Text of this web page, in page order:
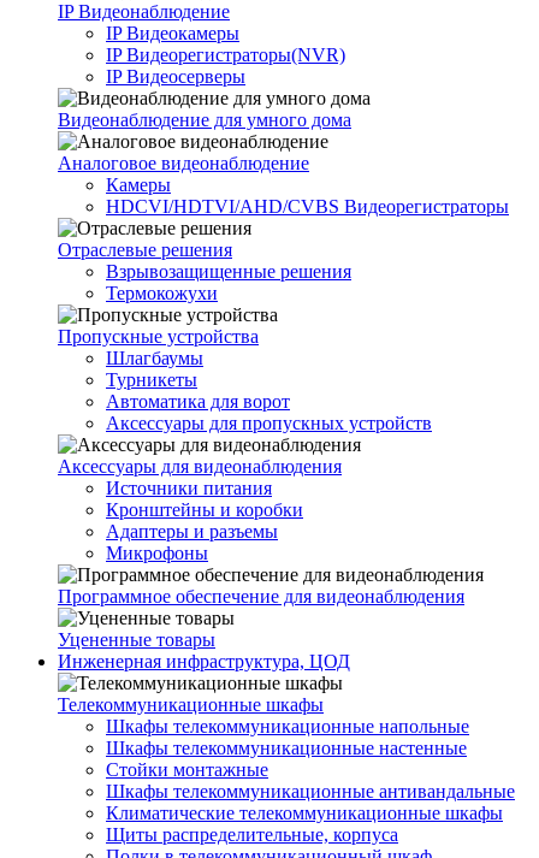
IP Видеонаблюдение
IP Видеокамеры
IP Видеорегистраторы(NVR)
IP Видеосерверы
Видеонаблюдение для умного дома
Аналоговое видеонаблюдение
Камеры
HDCVI/HDTVI/AHD/CVBS Видеорегистраторы
Отраслевые решения
Взрывозащищенные решения
Термокожухи
Пропускные устройства
Шлагбаумы
Турникеты
Автоматика для ворот
Аксессуары для пропускных устройств
Аксессуары для видеонаблюдения
Источники питания
Кронштейны и коробки
Адаптеры и разъемы
Микрофоны
Программное обеспечение для видеонаблюдения
Уцененные товары
Инженерная инфраструктура, ЦОД
Телекоммуникационные шкафы
Шкафы телекоммуникационные напольные
Шкафы телекоммуникационные настенные
Стойки монтажные
Шкафы телекоммуникационные антивандальные
Климатические телекоммуникационные шкафы
Щиты распределительные, корпуса